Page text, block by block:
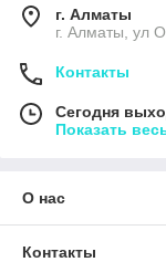
г. Алматы
г. Алматы, ул
Контакты
Сегодня
Показать
О нас
Контакты